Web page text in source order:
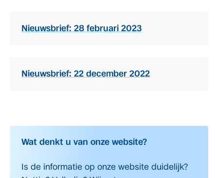
Nieuwsbrief: 28 februari 2023
Nieuwsbrief: 22 december 2022
Wat denkt u van onze website?
Is de informatie op onze website duidelijk?